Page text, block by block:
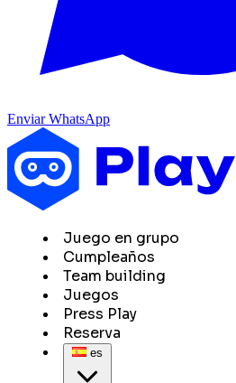
Enviar WhatsApp
Juego en grupo
Cumpleaños
Team building
Juegos
Press Play
Reserva
es